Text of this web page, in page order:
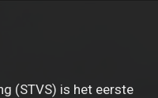
(STVS) is het eerste